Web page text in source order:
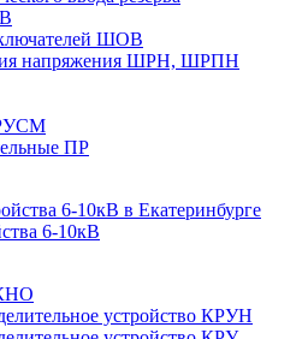
ШОВ
напряжения ШРН, ШРПН
ПР
6-10кВ
устройство КРУН